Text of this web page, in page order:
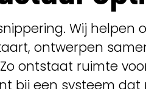
Wij
ontwerpen
ontstaat ruimte
bij een systeem dat